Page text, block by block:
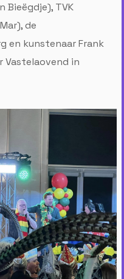
Bieëgdje), TVK
de
en kunstenaar Frank
Vastelaovend in